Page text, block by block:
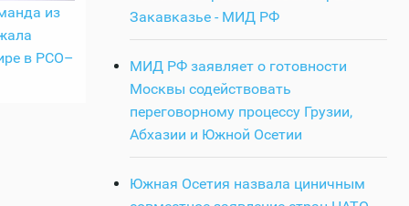
из
в РСО–
Закавказье - МИД РФ
МИД РФ заявляет о готовности
Москвы содействовать
переговорному процессу Грузии,
Абхазии и Южной Осетии
Южная Осетия назвала циничным